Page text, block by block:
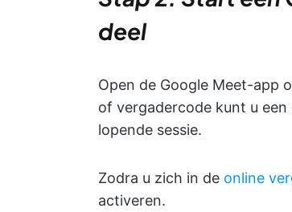
deel
Open de Google Meet-app
of vergadercode kunt u
lopende sessie.
Zodra u zich in de online
activeren.